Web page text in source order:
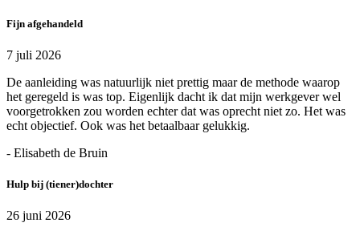
Fijn afgehandeld
7 juli 2026
De aanleiding was natuurlijk niet prettig maar de methode waarop
het geregeld is was top. Eigenlijk dacht ik dat mijn werkgever wel
voorgetrokken zou worden echter dat was oprecht niet zo. Het was
echt objectief. Ook was het betaalbaar gelukkig.
- Elisabeth de Bruin
Hulp bij (tiener)dochter
26 juni 2026